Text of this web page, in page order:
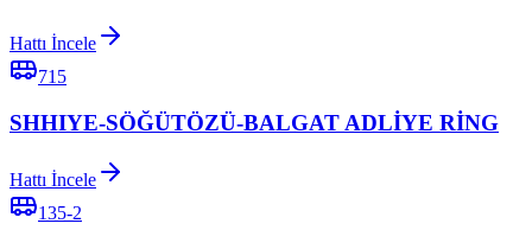
Hattı İncele
715
SHHIYE-SÖĞÜTÖZÜ-BALGAT ADLİYE RİNG
Hattı İncele
135-2